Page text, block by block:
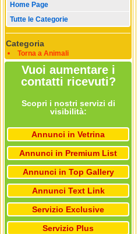
Home Page
Tutte le Categorie
Categoria
Torna a Animali
Vuoi aumentare i
contatti ricevuti?
Scopri i nostri servizi di
visibilità:
Annunci in Vetrina
Annunci in Premium List
Annunci in Top Gallery
Annunci Text Link
Servizio Exclusive
Servizio Plus